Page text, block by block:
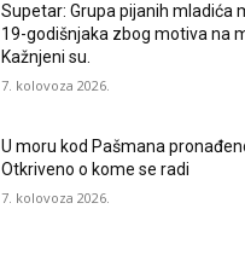
Supetar: Grupa pijanih mladića
19-godišnjaka zbog motiva na
Kažnjeni su.
7. kolovoza 2026.
U moru kod Pašmana
Otkriveno o kome se radi
7. kolovoza 2026.